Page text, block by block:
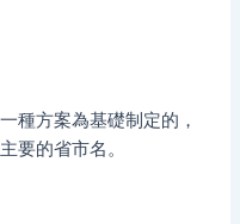
種方案為基礎制定的，
要的省市名。